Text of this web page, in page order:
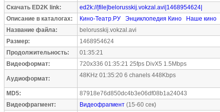
Скачать ED2K link:
ed2k://|file|belorusskij.vokzal.avi|1468954624|
Описание в каталогах:
Кино-Театр.РУ Энциклопедия Кино
Наше кино
Название файла:
belorusskij.vokzal.avi
Размер:
1468954624
Продолжительность:
01:35:21
Видеоформат:
720x336 01:35:21 25fps DivX5 1.5Mbps
Аудиоформат: 48KHz 01:35:20 6 chanels 448Kbps
MD5:
87918e76d850dc4b3e06df08b1a24043
Видеофрагмент:
Видеофрагмент (15-60 сек)